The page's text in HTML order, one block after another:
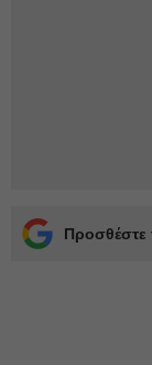
Προσθέστε